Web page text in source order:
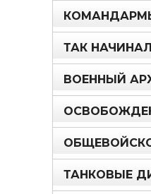
ТАК
ВОЕННЫЙ
ТАНКОВЫЕ